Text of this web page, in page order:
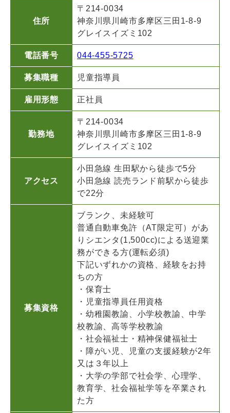
住所
〒214-0034
神奈川県川崎市多摩区三田1-8-9
グレイスイズミ102
電話番号 044-455-5725
募集職種 児童指導員
雇用形態 正社員
勤務地
〒214-0034
神奈川県川崎市多摩区三田1-8-9
グレイスイズミ102
アクセス
小田急線 生田駅から徒歩で5分
小田急線 読売ランド前駅から徒歩
で22分
募集資格
ブランク、未経験可
普通自動車免許（AT限定可）があ
りシエンタ(1,500cc)による送迎業
務ができる方(運転必須)
下記いずれかの資格、経験をお持
ちの方
・保育士
・児童指導員任用資格
・幼稚園教諭、小学校教諭、中学
校教諭、高等学校教諭
・社会福祉士・精神保健福祉士
・障がい児、児童の支援経験が2年
又は３年以上
・大学の学部で社会学、心理学、
教育学、社会福祉学等を卒業され
た方